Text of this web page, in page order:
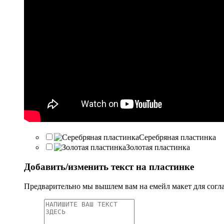
Серебряная пластинка
Золотая пластинка
Добавить/изменить текст на пластинке
Предварительно мы вышлем вам на емейл макет для